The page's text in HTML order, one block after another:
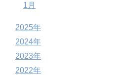
1月
2025年
2024年
2023年
2022年